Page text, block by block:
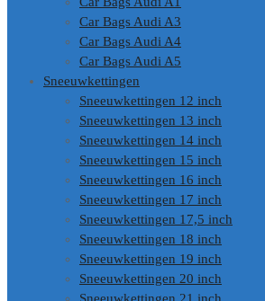
Car Bags Audi A3
Car Bags Audi A4
Car Bags Audi A5
Sneeuwkettingen
Sneeuwkettingen 12 inch
Sneeuwkettingen 13 inch
Sneeuwkettingen 14 inch
Sneeuwkettingen 15 inch
Sneeuwkettingen 16 inch
Sneeuwkettingen 17 inch
Sneeuwkettingen 17,5 inch
Sneeuwkettingen 18 inch
Sneeuwkettingen 19 inch
Sneeuwkettingen 20 inch